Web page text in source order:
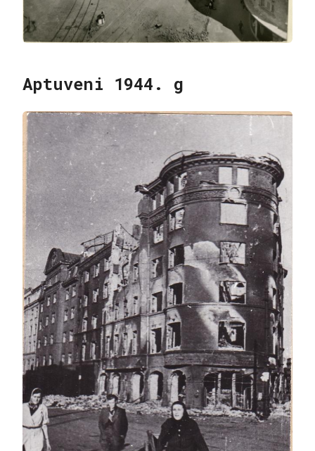
Aptuveni 1944. g